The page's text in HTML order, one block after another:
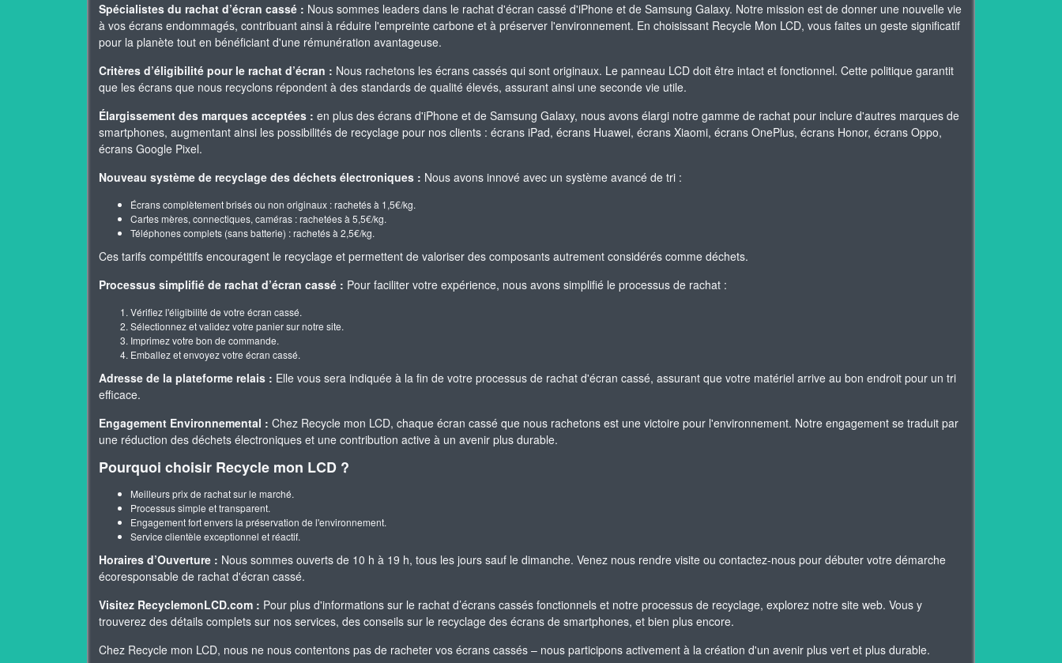
Spécialistes du rachat d’écran cassé : Nous sommes leaders dans le rachat d'écran cassé d'iPhone et de Samsung Galaxy. Notre mission est de donner une nouvelle vie
à vos écrans endommagés, contribuant ainsi à réduire l'empreinte carbone et à préserver l'environnement. En choisissant Recycle Mon LCD, vous faites un geste significatif
pour la planète tout en bénéficiant d'une rémunération avantageuse.
Critères d’éligibilité pour le rachat d’écran : Nous rachetons les écrans cassés qui sont originaux. Le panneau LCD doit être intact et fonctionnel. Cette politique garantit
que les écrans que nous recyclons répondent à des standards de qualité élevés, assurant ainsi une seconde vie utile.
Élargissement des marques acceptées : en plus des écrans d'iPhone et de Samsung Galaxy, nous avons élargi notre gamme de rachat pour inclure d'autres marques de
smartphones, augmentant ainsi les possibilités de recyclage pour nos clients : écrans iPad, écrans Huawei, écrans Xiaomi, écrans OnePlus, écrans Honor, écrans Oppo,
écrans Google Pixel.
Nouveau système de recyclage des déchets électroniques : Nous avons innové avec un système avancé de tri :
Écrans complètement brisés ou non originaux : rachetés à 1,5€/kg.
Cartes mères, connectiques, caméras : rachetées à 5,5€/kg.
Téléphones complets (sans batterie) : rachetés à 2,5€/kg.
Ces tarifs compétitifs encouragent le recyclage et permettent de valoriser des composants autrement considérés comme déchets.
Processus simplifié de rachat d’écran cassé : Pour faciliter votre expérience, nous avons simplifié le processus de rachat :
Vérifiez l'éligibilité de votre écran cassé.
Sélectionnez et validez votre panier sur notre site.
Imprimez votre bon de commande.
Emballez et envoyez votre écran cassé.
Adresse de la plateforme relais : Elle vous sera indiquée à la fin de votre processus de rachat d'écran cassé, assurant que votre matériel arrive au bon endroit pour un tri
efficace.
Engagement Environnemental : Chez Recycle mon LCD, chaque écran cassé que nous rachetons est une victoire pour l'environnement. Notre engagement se traduit par
une réduction des déchets électroniques et une contribution active à un avenir plus durable.
Pourquoi choisir Recycle mon LCD ?
Meilleurs prix de rachat sur le marché.
Processus simple et transparent.
Engagement fort envers la préservation de l'environnement.
Service clientèle exceptionnel et réactif.
Horaires d’Ouverture : Nous sommes ouverts de 10 h à 19 h, tous les jours sauf le dimanche. Venez nous rendre visite ou contactez-nous pour débuter votre démarche
écoresponsable de rachat d'écran cassé.
Visitez RecyclemonLCD.com : Pour plus d'informations sur le rachat d’écrans cassés fonctionnels et notre processus de recyclage, explorez notre site web. Vous y
trouverez des détails complets sur nos services, des conseils sur le recyclage des écrans de smartphones, et bien plus encore.
Chez Recycle mon LCD, nous ne nous contentons pas de racheter vos écrans cassés – nous participons activement à la création d'un avenir plus vert et plus durable.